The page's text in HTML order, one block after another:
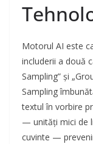
Motorul AI este
includerii a două
Sampling” și
Sampling
textul în vorbire
— unități mici de
cuvinte —